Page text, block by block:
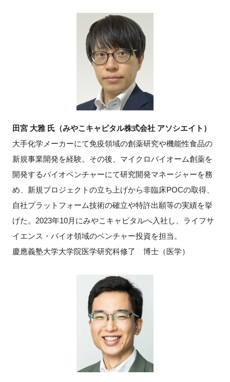
田宮 大雅 氏（みやこキャピタル株式会社 アソシエイト）
大手化学メーカーにて免疫領域の創薬研究や機能性食品の
新規事業開発を経験。その後、マイクロバイオーム創薬を
開発するバイオベンチャーにて研究開発マネージャーを務
め、新規プロジェクトの立ち上げから非臨床POCの取得、
自社プラットフォーム技術の確立や特許出願等の実績を挙
げた。2023年10月にみやこキャピタルへ入社し、ライフサ
イエンス・バイオ領域のベンチャー投資を担当。
慶應義塾大学大学院医学研究科修了 博士（医学）